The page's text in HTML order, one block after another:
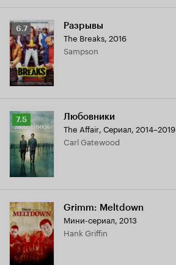
Рейтинг
Кинопоиска
6.7
6.7 Разрывы
The Breaks, 2016
Sampson
Рейтинг
Кинопоиска
7.5
7.5 Любовники
The Affair, Сериал, 2014–2019
Carl Gatewood
Grimm: Meltdown
Мини-сериал, 2013
Hank Griffin